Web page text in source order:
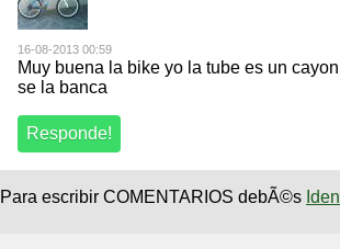
16-08-2013 00:59
Muy buena la bike yo la tube es un
se la banca
Para escribir COMENTARIOS debÃ©s